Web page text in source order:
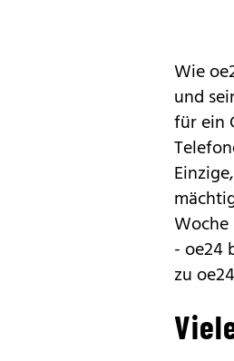
Wie
und
für ein
Woche
- oe24
zu